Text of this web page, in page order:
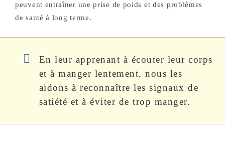
peuvent entraîner une prise de poids et des problèmes
de santé à long terme.
En leur apprenant à écouter leur corps
et à manger lentement, nous les
aidons à reconnaître les signaux de
satiété et à éviter de trop manger.